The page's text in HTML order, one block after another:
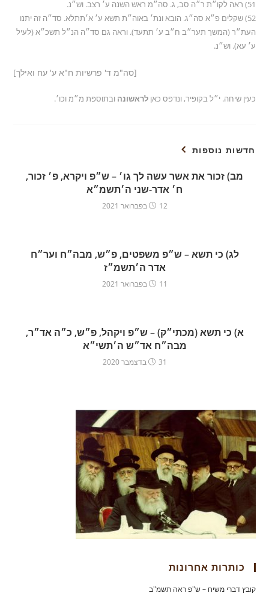
51) ראה לקו״ת ר״ה סב, ג. סה״מ ראש השנה ע׳ רצב. וש״נ.
52) שקלים פ״א סה״ג. הובא ונת׳ באוה״ת תשא ע׳ א׳תתלא. סד״ה זה יתנו
העת״ר (המשך תער״ב ח״ב ע׳ תתעד). וראה גם סד״ה הנ״ל תשכ״א (לעיל
ע׳ עא). וש״נ.
[סה"מ ד' פרשיות ח"א ע' עח ואילך]
כעין שיחה. י״ל בקופּיר, ונדפס כאןלראשונהובתוספת מ״מ וכו׳.
חדשות נוספות
מב) זכור את אשר עשה לך גו׳ – ש״פ ויקרא, פ׳ זכור,
ח׳ אדר-שני ה׳תשמ״א
12 בפברואר 2021
לג) כי תשא – ש״פ משפטים, פ״ש, מבה״ח וער״ח
אדר ה׳תשמ״ז
11 בפברואר 2021
א) כי תשא (מכתי״ק) – ש״פ ויקהל, פ״ש, כ״ה אד״ר,
מבה״ח אד״ש ה׳תשי״א
31 בדצמבר 2020
כותרות אחרונות
קובץ דברי משיח – ש"פ ראה תשמ"ב